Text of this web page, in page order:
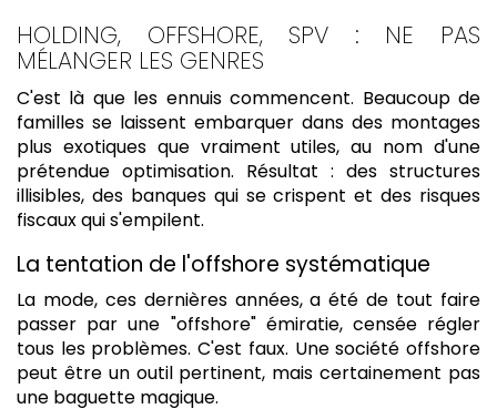
HOLDING, OFFSHORE, SPV : NE PAS
MÉLANGER LES GENRES
C'est là que les ennuis commencent. Beaucoup de
familles se laissent embarquer dans des montages
plus exotiques que vraiment utiles, au nom d'une
prétendue optimisation. Résultat : des structures
illisibles, des banques qui se crispent et des risques
fiscaux qui s'empilent.
La tentation de l'offshore systématique
La mode, ces dernières années, a été de tout faire
passer par une "offshore" émiratie, censée régler
tous les problèmes. C'est faux. Une société offshore
peut être un outil pertinent, mais certainement pas
une baguette magique.